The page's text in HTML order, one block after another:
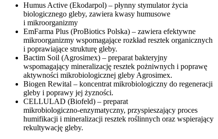
Humus Active (Ekodarpol) – płynny stymulator życia
biologicznego gleby, zawiera kwasy humusowe
i mikroorganizmy
EmFarma Plus (ProBiotics Polska) – zawiera efektywne
mikroorganizmy wspomagające rozkład resztek organicznych
i poprawiające strukturę gleby.
Bactim Soil (Agrosimex) – preparat bakteryjny
wspomagający mineralizację resztek pożniwnych i poprawę
aktywności mikrobiologicznej gleby Agrosimex.
Biogen Rewital – koncentrat mikrobiologiczny do regeneracji
gleby i poprawy jej żyzności.
CELLULAD (Biofeld) – preparat
mikrobiologiczno‑enzymatyczny, przyspieszający proces
humifikacji i mineralizacji resztek roślinnych oraz wspierający
rekultywację gleby.